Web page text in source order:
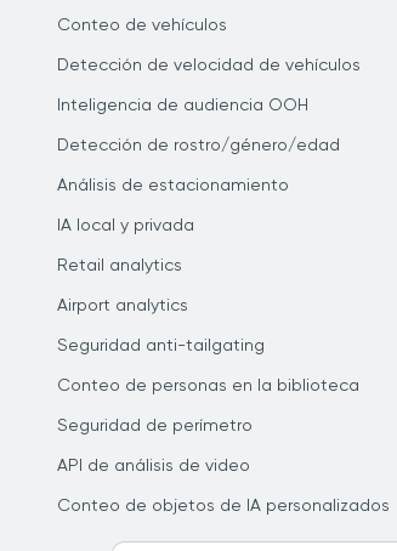
Conteo de vehículos
Detección de velocidad de vehículos
Inteligencia de audiencia OOH
Detección de rostro/género/edad
Análisis de estacionamiento
IA local y privada
Retail analytics
Airport analytics
Seguridad anti-tailgating
Conteo de personas en la biblioteca
Seguridad de perímetro
API de análisis de video
Conteo de objetos de IA personalizados